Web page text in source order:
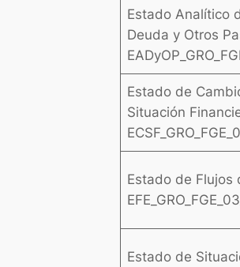
Estado Analítico
Deuda y Otros
Estado de
Situación
Estado de Flujos
Estado de